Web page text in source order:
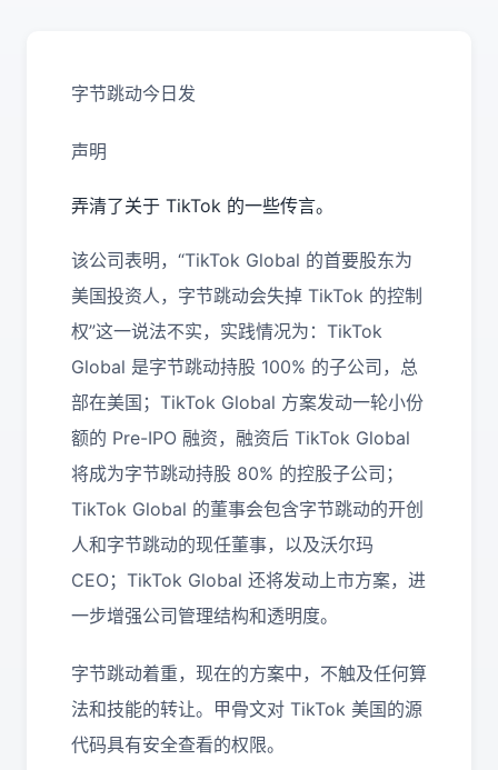
字节跳动今日发
声明
弄清了关于 TikTok 的一些传言。
该公司表明，“TikTok Global 的首要股东为
美国投资人，字节跳动会失掉 TikTok 的控制
权”这一说法不实，实践情况为：TikTok
Global 是字节跳动持股 100% 的子公司，总
部在美国；TikTok Global 方案发动一轮小份
额的 Pre-IPO 融资，融资后 TikTok Global
将成为字节跳动持股 80% 的控股子公司；
TikTok Global 的董事会包含字节跳动的开创
人和字节跳动的现任董事，以及沃尔玛
CEO；TikTok Global 还将发动上市方案，进
一步增强公司管理结构和透明度。
字节跳动着重，现在的方案中，不触及任何算
法和技能的转让。甲骨文对 TikTok 美国的源
代码具有安全查看的权限。